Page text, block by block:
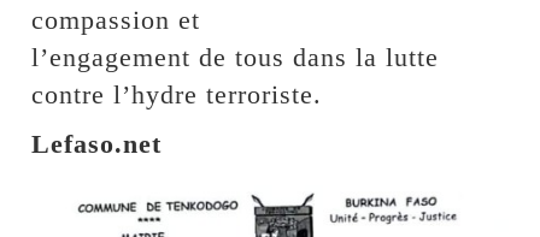
compassion et
l’engagement de tous dans la lutte
contre l’hydre terroriste.
Lefaso.net